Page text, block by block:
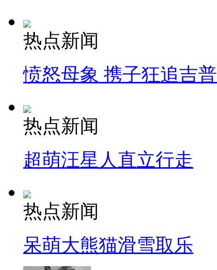
热点新闻
愤怒母象 携子狂追吉
热点新闻
超萌汪星人直立行走
热点新闻
呆萌大熊猫滑雪取乐